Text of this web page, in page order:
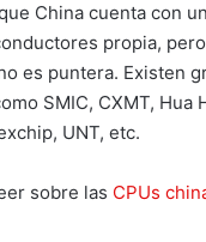
China cuenta con
propia,
es puntera. Existen
SMIC, CXMT, Hua
UNT, etc.
sobre las CPUs